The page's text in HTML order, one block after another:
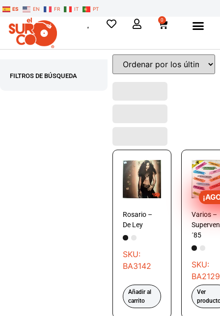
ES EN FR IT PT
0
FILTROS DE BÚSQUEDA
Rosario –
De Ley
SKU:
BA3142
Añadir al
carrito
Varios –
´85
SKU:
BA2129
Ver